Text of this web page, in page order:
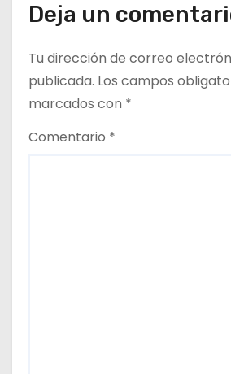
d
a
s
Deja un
Tu dirección de correo
publicada. Los campos
marcados con *
Comentario *